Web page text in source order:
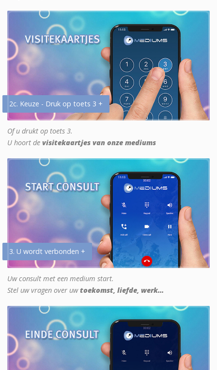
2c. Keuze - Druk op toets 3 +
Of u drukt op toets 3.
U hoort de visitekaartjes van onze mediums
3. U wordt verbonden +
Uw consult met een medium start.
Stel uw vragen over uwtoekomst, liefde, werk...